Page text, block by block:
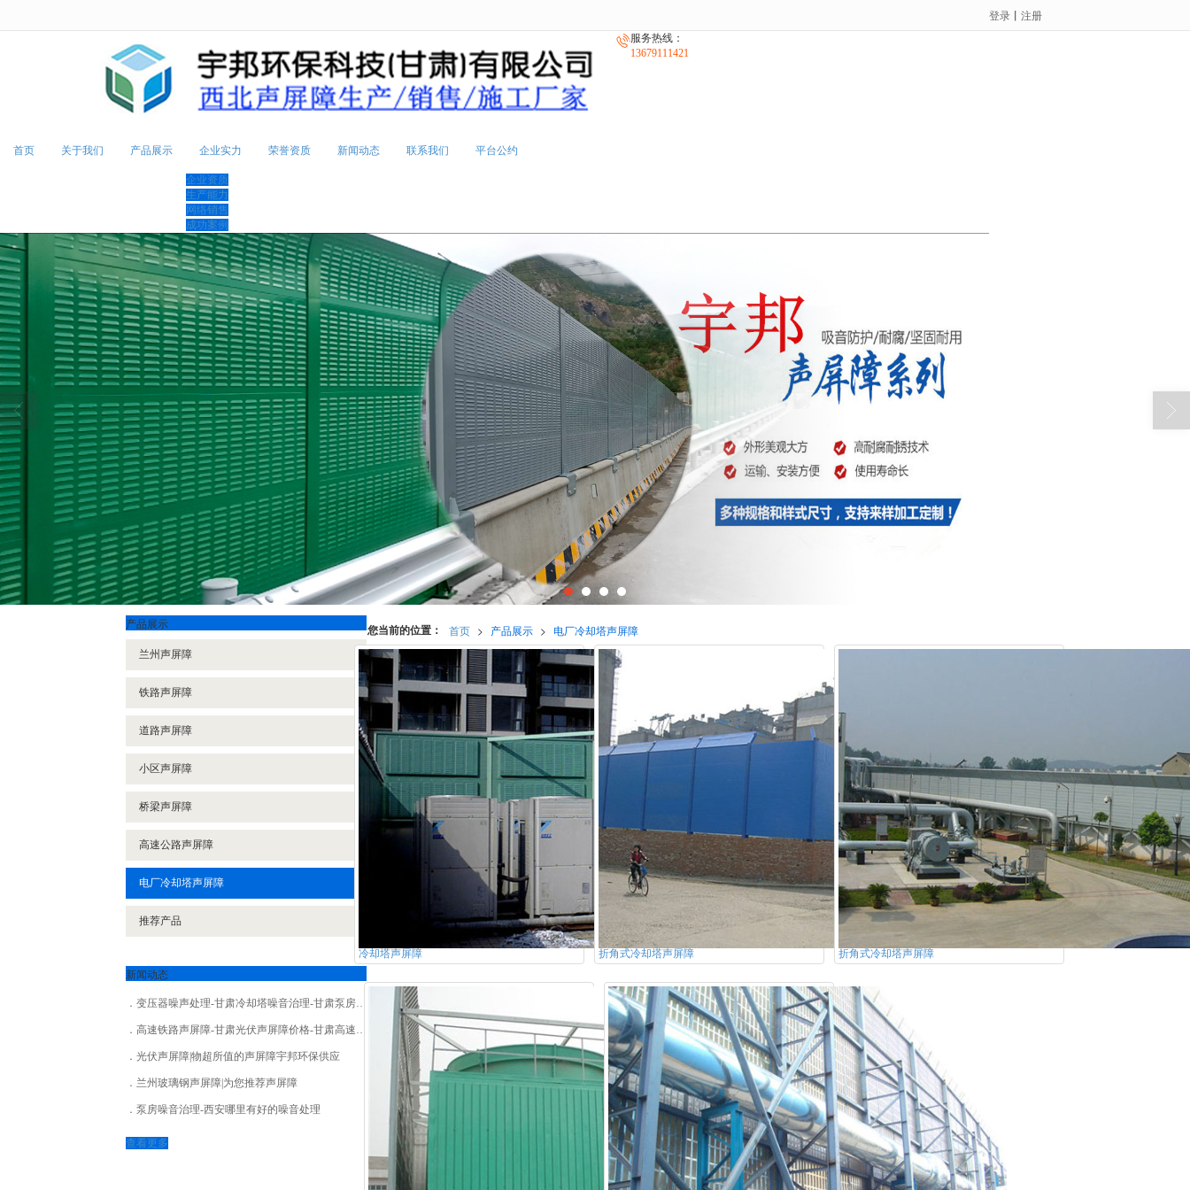
登录 丨 注册
服务热线：
13679111421
首页 关于我们 产品展示 企业实力
企业资质
生产能力
网络销售
成功案例
荣誉资质 新闻动态 联系我们 平台公约
您当前的位置： 首页 > 产品展示 > 电厂冷却塔声屏障
冷却塔声屏障 折角式冷却塔声屏障 折角式冷却塔声屏障
产品展示
兰州声屏障
铁路声屏障
道路声屏障
小区声屏障
桥梁声屏障
高速公路声屏障
电厂冷却塔声屏障
推荐产品
新闻动态
变压器噪声处理-甘肃冷却塔噪音治理-甘肃泵房噪音治理
高速铁路声屏障-甘肃光伏声屏障价格-甘肃高速铁路声屏障价格
光伏声屏障|物超所值的声屏障宇邦环保供应
兰州玻璃钢声屏障|为您推荐声屏障
泵房噪音治理-西安哪里有好的噪音处理
查看更多